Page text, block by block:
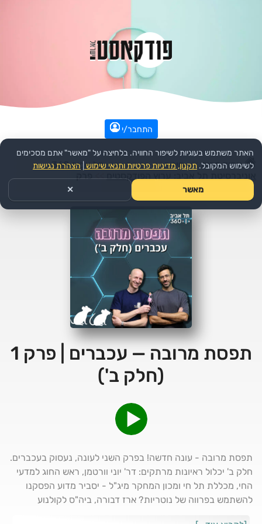
התחבר/י
עמוד הבית >> חינוך >> הפודקאסט:
תל אביב 360 –
אוניברסיטת תל אביב: ערוץ הפודקסטים >>פרק
תפסת מרובה — עכברים | פרק 1
(חלק ב')
תפסת מרובה - עונה חדשה! בפרק השני לעונה, נעסוק בעכברים.
חלק ב' יכלול ראיונות מרתקים: דר' יוני וורטמן, ראש החוג למדעי
החי, מכללת תל חי ומכון המחקר מיג"ל - יסביר מדוע הפסקנו
להשתמש בפרווה של נוטריות? ארז דבורה, ביה"ס לקולנוע
האתר משתמש בעוגיות לשיפור החוויה. בלחיצה על "מאשר" אתם מסכימים
לשימוש המקובל. תקנון, מדיניות פרטיות ותנאי שימוש הצהרת נגישות
מאשר ✕